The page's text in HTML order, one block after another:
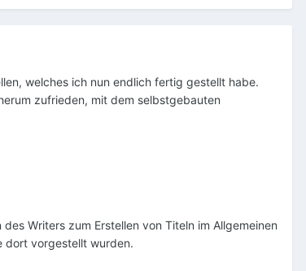
welches ich nun endlich fertig gestellt habe.
zufrieden, mit dem selbstgebauten
Writers zum Erstellen von Titeln im Allgemeinen
dort vorgestellt wurden.